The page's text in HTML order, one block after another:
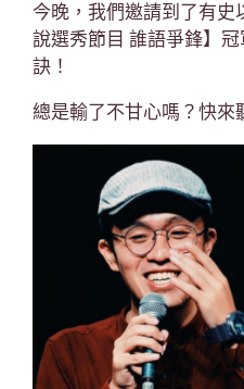
今晚，我們邀請到了有史
說選秀節目 誰語爭鋒】
訣！
總是輸了不甘心嗎？快